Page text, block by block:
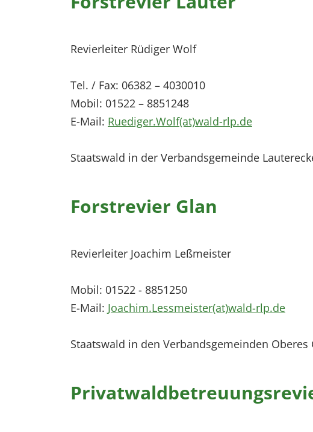
Revierleiter Rüdiger Wolf
Tel. / Fax: 06382 – 4030010
Mobil: 01522 – 8851248
E-Mail: Ruediger.Wolf(at)wald-rlp.de
Staatswald in der Verbandsgemeinde
Forstrevier Glan
Revierleiter Joachim Leßmeister
Mobil: 01522 - 8851250
E-Mail: Joachim.Lessmeister(at)wald-rlp.de
Staatswald in den Verbandsgemeinden